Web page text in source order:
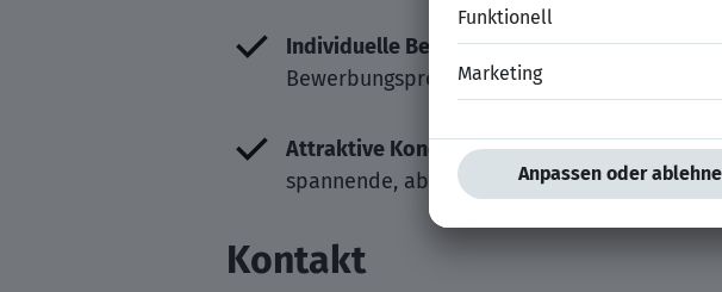
Individuelle Betreuung:Wir begleiten dich
Bewerbungsprozess und stehen dir mit
Attraktive Konditionen:Neben einer
spannende, abwechslungsreiche Projekte auf
Kontakt